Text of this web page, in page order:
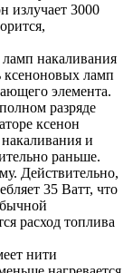
излучает 3000
накаливания
ксеноновых ламп
элемента.
разряде
ксенон
и
раньше.
Действительно,
35 Ватт, что
расход топлива
нити